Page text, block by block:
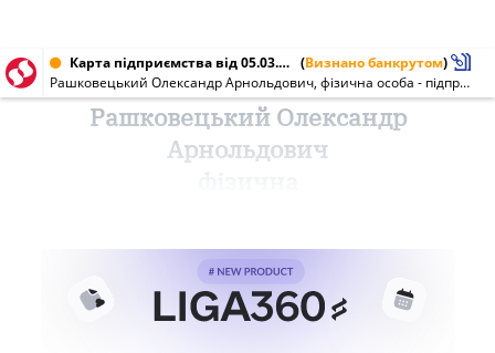
Карта підприємства від 05.03.2019 № 2352714833 (Визнано банкрутом)
Рашковецький Олександр Арнольдович, фізична особа - підприємець
Рашковецький Олександр
Арнольдович